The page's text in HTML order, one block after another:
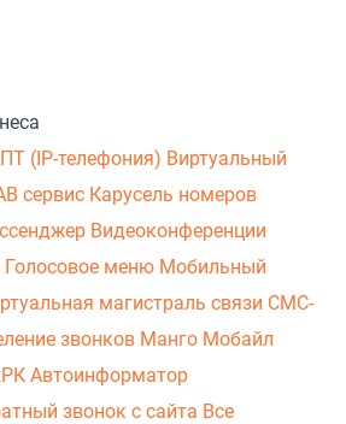
(IP-телефония) Виртуальный
сервис Карусель номеров
Видеоконференции
Голосовое меню Мобильный
магистраль связи СМС-
звонков Манго Мобайл
Автоинформатор
звонок с сайта Все